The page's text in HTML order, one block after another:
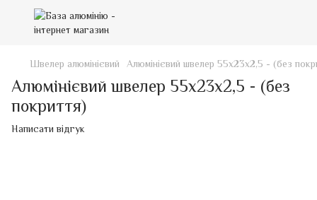
Швелер алюмінієвий Алюмінієвий швелер 55х23х2,5 - (без
Алюмінієвий швелер 55х23х2,5 - (без
покриття)
Написати відгук